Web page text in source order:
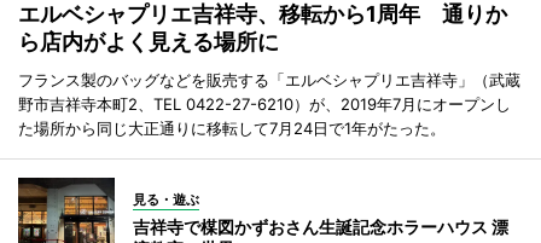
エルベシャプリエ吉祥寺、移転から1周年 通りか
ら店内がよく見える場所に
フランス製のバッグなどを販売する「エルベシャプリエ吉祥寺」（武蔵
野市吉祥寺本町2、TEL 0422-27-6210）が、2019年7月にオープンし
た場所から同じ大正通りに移転して7月24日で1年がたった。
見る・遊ぶ
吉祥寺で楳図かずおさん生誕記念ホラーハウス 漂